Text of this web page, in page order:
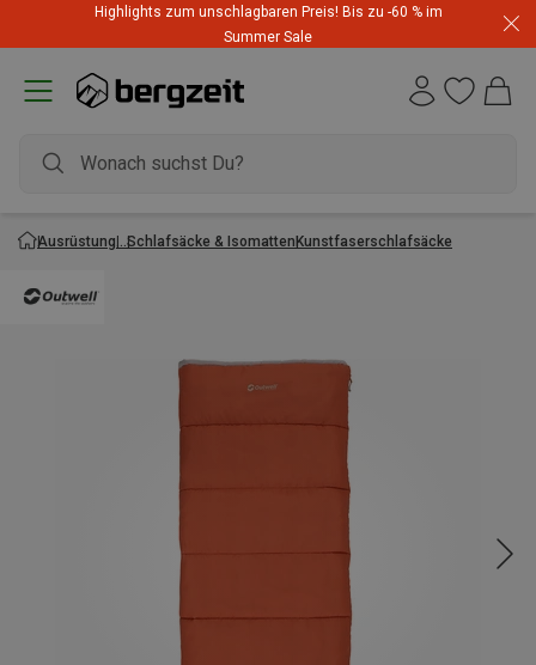
Highlights zum unschlagbaren Preis! Bis zu -60 % im
Summer Sale
Ausrüstung Schlafsäcke & IsomattenKunstfaserschlafsäcke